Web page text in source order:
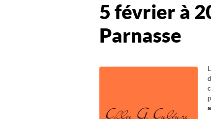
5 février à
Parnasse